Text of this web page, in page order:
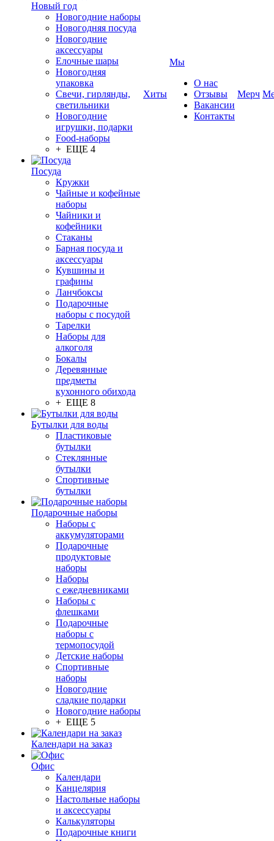
Новый год
Новогодние наборы
Новогодняя посуда
Новогодние
аксессуары
Елочные шары
Новогодняя
упаковка
Свечи, гирлянды,
светильники
Новогодние
игрушки, подарки
Food-наборы
+ ЕЩЕ 4
Посуда
Кружки
Чайные и кофейные
наборы
Чайники и
кофейники
Стаканы
Барная посуда и
аксессуары
Кувшины и
графины
Ланчбоксы
Подарочные
наборы с посудой
Тарелки
Наборы для
алкоголя
Бокалы
Деревянные
предметы
кухонного обихода
+ ЕЩЕ 8
Бутылки для воды
Пластиковые
бутылки
Стеклянные
бутылки
Спортивные
бутылки
Подарочные наборы
Наборы с
аккумуляторами
Подарочные
продуктовые
наборы
Наборы
с ежедневниками
Наборы с
флешками
Подарочные
наборы с
термопосудой
Детские наборы
Спортивные
наборы
Новогодние
сладкие подарки
Новогодние наборы
+ ЕЩЕ 5
Календари на заказ
Офис
Календари
Канцелярия
Настольные наборы
и аксессуары
Калькуляторы
Подарочные книги
Хиты
Мы
О нас
Отзывы
Вакансии
Контакты
Мерч